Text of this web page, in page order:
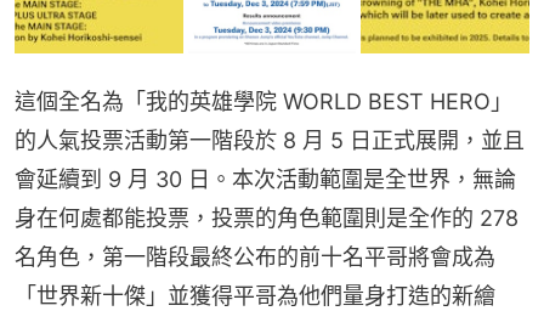
這個全名為「我的英雄學院 WORLD BEST HERO」
的人氣投票活動第一階段於 8 月 5 日正式展開，並且
會延續到 9 月 30 日。本次活動範圍是全世界，無論
身在何處都能投票，投票的角色範圍則是全作的 278
名角色，第一階段最終公布的前十名平哥將會成為
「世界新十傑」並獲得平哥為他們量身打造的新繪